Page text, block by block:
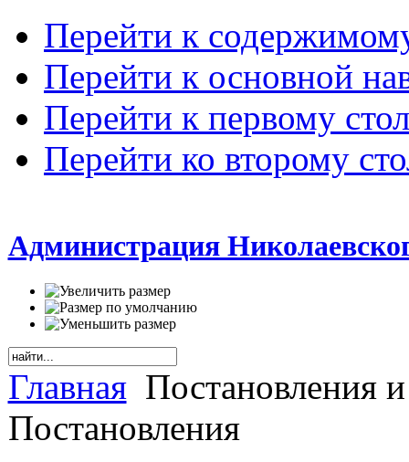
Перейти к
Перейти к основной
Перейти к первому
Перейти ко второму
Администрация
Главная Постановления
Постановления